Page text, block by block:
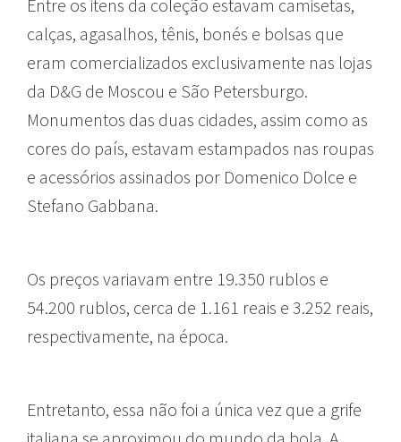
Entre os itens da coleção estavam camisetas,
calças, agasalhos, tênis, bonés e bolsas que
eram comercializados exclusivamente nas lojas
da D&G de Moscou e São Petersburgo.
Monumentos das duas cidades, assim como as
cores do país, estavam estampados nas roupas
e acessórios assinados por Domenico Dolce e
Stefano Gabbana.
Os preços variavam entre 19.350 rublos e
54.200 rublos, cerca de 1.161 reais e 3.252 reais,
respectivamente, na época.
Entretanto, essa não foi a única vez que a grife